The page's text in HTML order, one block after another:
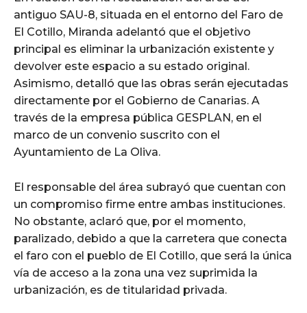
antiguo SAU-8, situada en el entorno del Faro de
El Cotillo, Miranda adelantó que el objetivo
principal es eliminar la urbanización existente y
devolver este espacio a su estado original.
Asimismo, detalló que las obras serán ejecutadas
directamente por el Gobierno de Canarias. A
través de la empresa pública GESPLAN, en el
marco de un convenio suscrito con el
Ayuntamiento de La Oliva.
El responsable del área subrayó que cuentan con
un compromiso firme entre ambas instituciones.
No obstante, aclaró que, por el momento,
paralizado, debido a que la carretera que conecta
el faro con el pueblo de El Cotillo, que será la única
vía de acceso a la zona una vez suprimida la
urbanización, es de titularidad privada.